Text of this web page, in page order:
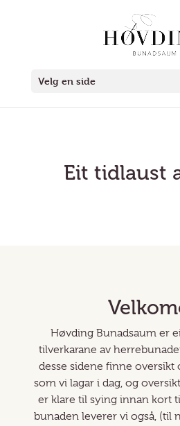
Velg en side
Eit tidlaust
Høvding Bunadsaum er
tilverkarane av
desse sidene finne oversikt
som vi lagar i dag, og
er klare til sying innan kort
bunaden leverer vi også, (til